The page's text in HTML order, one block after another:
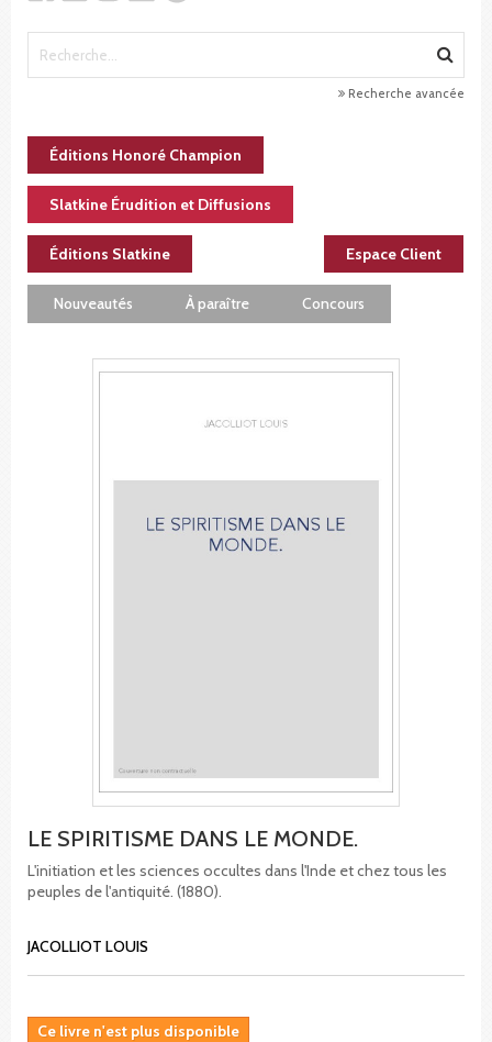
Recherche avancée
Éditions Honoré Champion
Slatkine Érudition et Diffusions
Éditions Slatkine Espace Client
Nouveautés À paraître Concours
LE SPIRITISME DANS LE MONDE.
L'initiation et les sciences occultes dans l'Inde et chez tous les
peuples de l'antiquité. (1880).
JACOLLIOT LOUIS
Ce livre n'est plus disponible